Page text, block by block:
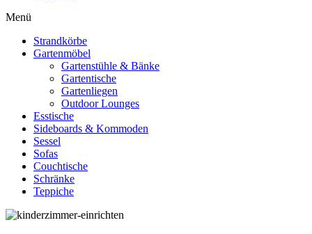
Menü
Strandkörbe
Gartenmöbel
Gartenstühle & Bänke
Gartentische
Gartenliegen
Outdoor Lounges
Esstische
Sideboards & Kommoden
Sessel
Sofas
Couchtische
Schränke
Teppiche